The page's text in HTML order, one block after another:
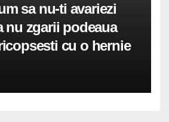
sa nu-ti avariezi
nu zgarii podeaua
cu o hernie